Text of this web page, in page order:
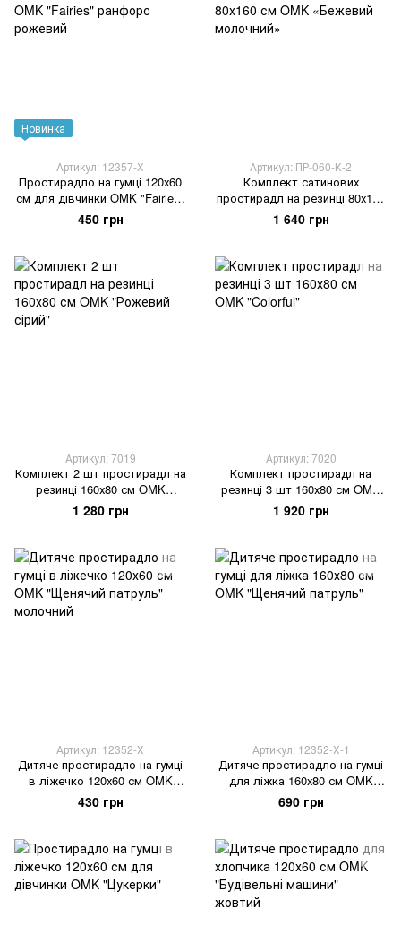
Новинка
Артикул: 12357-Х
Простирадло на гумці 120х60
см для дівчинки OMK "Fairies"
ранфорс рожевий
450 грн
Артикул: ПР-060-К-2
Комплект сатинових
простирадл на резинці 80х160
см OMK «Бежевий молочний»
1 640 грн
Артикул: 7019
Комплект 2 шт простирадл на
резинці 160х80 см OMK
"Рожевий сірий"
1 280 грн
Артикул: 7020
Комплект простирадл на
резинці 3 шт 160х80 см OMK
"Colorful"
1 920 грн
Артикул: 12352-Х
Дитяче простирадло на гумці
в ліжечко 120х60 см OMK
"Щенячий патруль" молочний
430 грн
Артикул: 12352-Х-1
Дитяче простирадло на гумці
для ліжка 160х80 см OMK
"Щенячий патруль"
690 грн